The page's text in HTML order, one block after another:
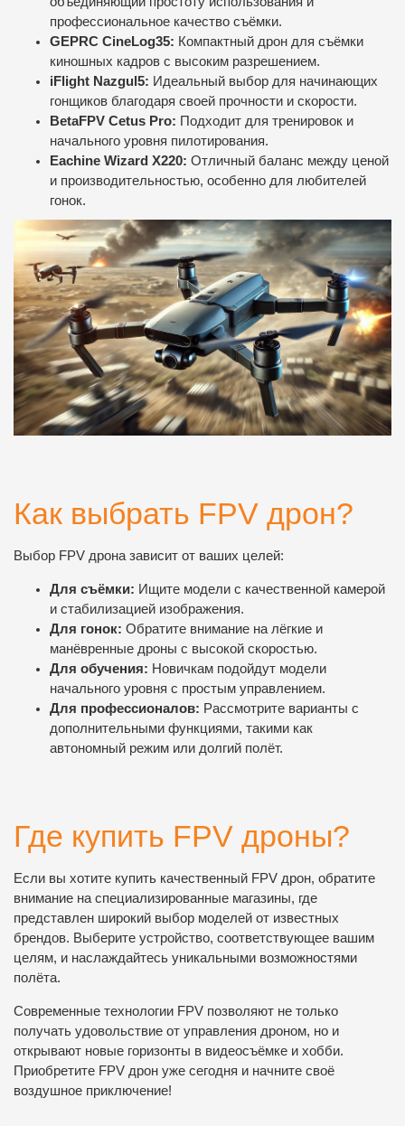
профессиональное качество съёмки.
GEPRC CineLog35: Компактный дрон для съёмки
киношных кадров с высоким разрешением.
iFlight Nazgul5: Идеальный выбор для начинающих
гонщиков благодаря своей прочности и скорости.
BetaFPV Cetus Pro: Подходит для тренировок и
начального уровня пилотирования.
Eachine Wizard X220: Отличный баланс между ценой
и производительностью, особенно для любителей
гонок.
Как выбрать FPV дрон?
Выбор FPV дрона зависит от ваших целей:
Для съёмки: Ищите модели с качественной камерой
и стабилизацией изображения.
Для гонок: Обратите внимание на лёгкие и
манёвренные дроны с высокой скоростью.
Для обучения: Новичкам подойдут модели
начального уровня с простым управлением.
Для профессионалов: Рассмотрите варианты с
дополнительными функциями, такими как
автономный режим или долгий полёт.
Где купить FPV дроны?
Если вы хотите купить качественный FPV дрон, обратите
внимание на специализированные магазины, где
представлен широкий выбор моделей от известных
брендов. Выберите устройство, соответствующее вашим
целям, и наслаждайтесь уникальными возможностями
полёта.
Современные технологии FPV позволяют не только
получать удовольствие от управления дроном, но и
открывают новые горизонты в видеосъёмке и хобби.
Приобретите FPV дрон уже сегодня и начните своё
воздушное приключение!